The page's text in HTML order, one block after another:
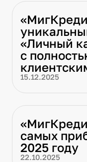
«Личный
с
15.12.2025
самых
2025 году
22.10.2025